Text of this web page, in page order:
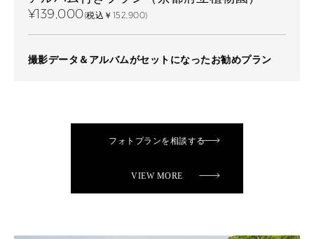
¥139,000(税込￥152,900)
撮影データ＆アルバムがセットになったお勧めプラン
フォトプランを相談する
VIEW MORE